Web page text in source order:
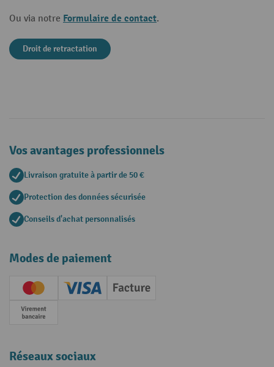
Ou via notre Formulaire de contact.
Droit de retractation
Vos avantages professionnels
Livraison gratuite à partir de 50 €
Protection des données sécurisée
Conseils d'achat personnalisés
Modes de paiement
Creditcard (Master)Creditcard (Visa)
Facture
Paiement anticipé
Réseaux sociaux